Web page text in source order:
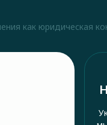
как юридическая